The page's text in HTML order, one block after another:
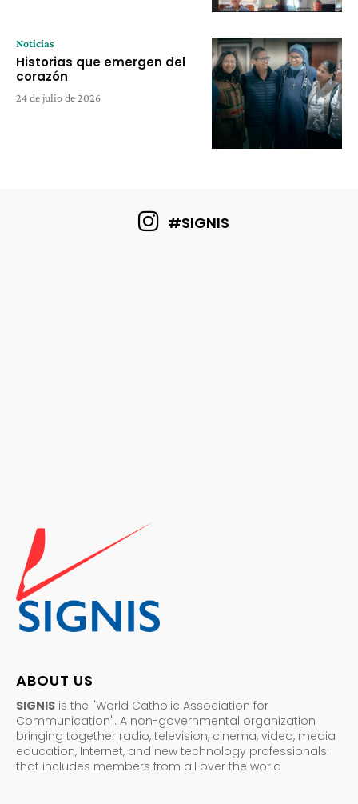
Noticias
Historias que emergen del
corazón
24 de julio de 2026
#SIGNIS
ABOUT US
SIGNIS is the "World Catholic Association for
Communication". A non-governmental organization
bringing together radio, television, cinema, video, media
education, Internet, and new technology professionals.
that includes members from all over the world